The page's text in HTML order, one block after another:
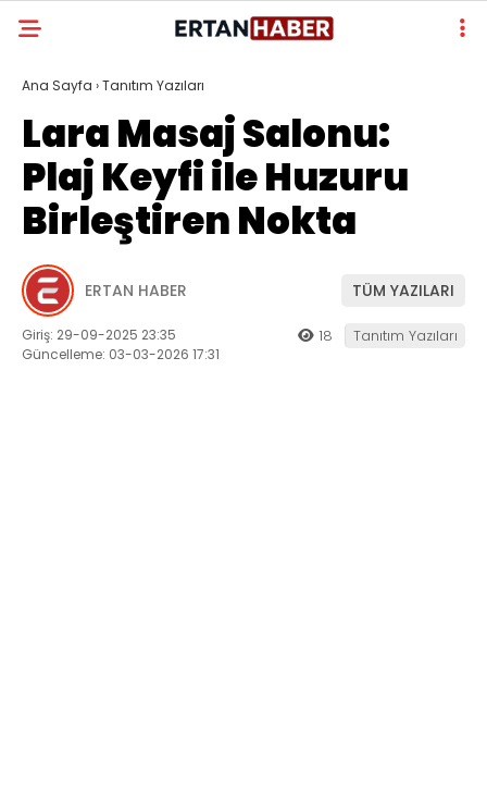
Ana Sayfa ›Tanıtım Yazıları
Lara Masaj Salonu:
Plaj Keyfi ile Huzuru
Birleştiren Nokta
ERTAN HABER TÜM YAZILARI
Giriş: 29-09-2025 23:35
Güncelleme: 03-03-2026 17:31
18 Tanıtım Yazıları